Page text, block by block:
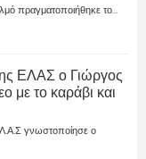
πραγματοποιήθηκε το...
ΕΛΑΣ ο Γιώργος
με το καράβι και
γνωστοποίησε ο